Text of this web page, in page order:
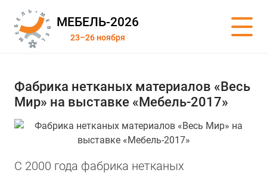
МЕБЕЛЬ-2026
23–26 ноября
Фабрика нетканых материалов «Весь
Мир» на выставке «Мебель-2017»
С 2000 года фабрика нетканых